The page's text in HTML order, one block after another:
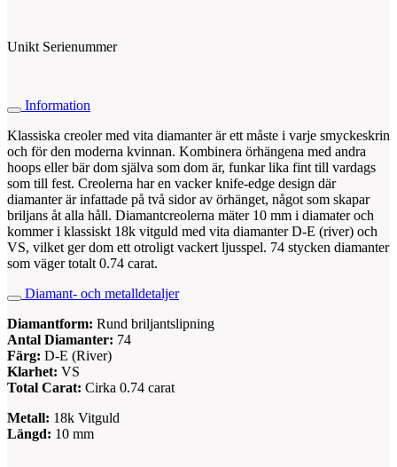
Unikt Serienummer
Information
Klassiska creoler med vita diamanter är ett måste i varje smyckeskrin
och för den moderna kvinnan. Kombinera örhängena med andra
hoops eller bär dom själva som dom är, funkar lika fint till vardags
som till fest. Creolerna har en vacker knife-edge design där
diamanter är infattade på två sidor av örhänget, något som skapar
briljans åt alla håll. Diamantcreolerna mäter 10 mm i diamater och
kommer i klassiskt 18k vitguld med vita diamanter D-E (river) och
VS, vilket ger dom ett otroligt vackert ljusspel. 74 stycken diamanter
som väger totalt 0.74 carat.
Diamant- och metalldetaljer
Diamantform: Rund briljantslipning
Antal Diamanter: 74
Färg: D-E (River)
Klarhet: VS
Total Carat: Cirka 0.74 carat
Metall: 18k Vitguld
Längd: 10 mm